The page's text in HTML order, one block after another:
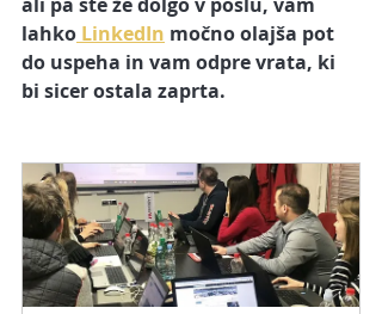
lahko LinkedIn močno olajša pot
do uspeha in vam odpre vrata, ki
bi sicer ostala zaprta.